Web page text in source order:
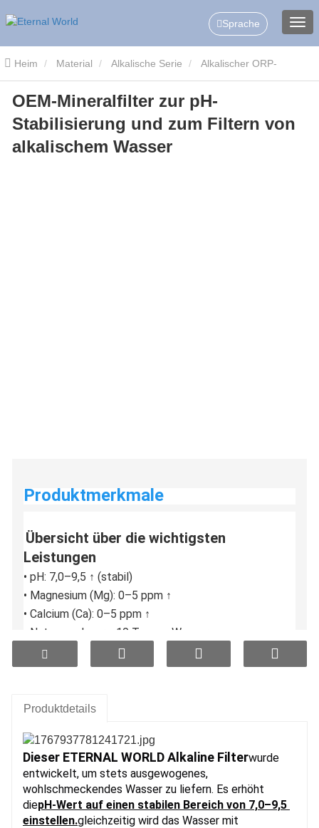
Sprache
Heim Material Alkalische Serie Alkalischer ORP-
Wasserfilter OEM-Mineralfilter zur pH-Stabilisierung und zum
Filtern von alkalischem Wasser
OEM-Mineralfilter zur pH-
Stabilisierung und zum Filtern von
alkalischem Wasser
Produktmerkmale
Übersicht über die wichtigsten
Leistungen
• pH: 7,0–9,5 ↑ (stabil)
• Magnesium (Mg): 0–5 ppm ↑
• Calcium (Ca): 0–5 ppm ↑
• Nutzungsdauer: ≥10 Tonnen Wasser
Größe:
10"*2,5" (Durchmesser)
11"*2,5" (Tag)
Produktdetails
Dieser ETERNAL WORLD Alkaline Filterwurde
entwickelt, um stets ausgewogenes,
wohlschmeckendes Wasser zu liefern. Es erhöht
diepH-Wert auf einen stabilen Bereich von 7,0–9,5
einstellen.gleichzeitig wird das Wasser mit